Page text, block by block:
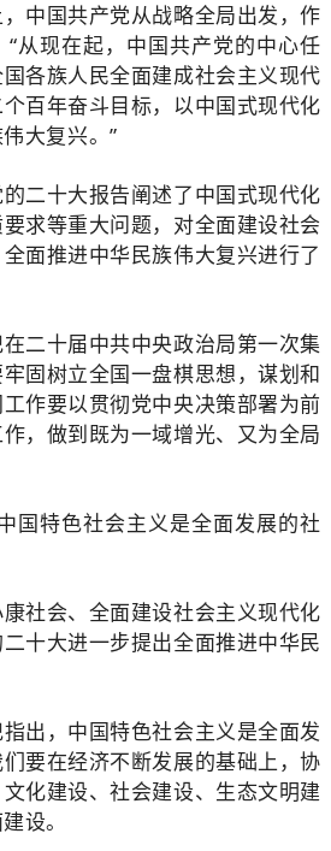
国共产党从战略全局出发，作
从现在起，中国共产党的中心任
各族人民全面建成社会主义现代
百年奋斗目标，以中国式现代化
大复兴。”
十大报告阐述了中国式现代化
求等重大问题，对全面建设社会
面推进中华民族伟大复兴进行了
十届中共中央政治局第一次集
固树立全国一盘棋思想，谋划和
作要以贯彻党中央决策部署为前
，做到既为一域增光、又为全局
特色社会主义是全面发展的社
会、全面建设社会主义现代化
十大进一步提出全面推进中华民
，中国特色社会主义是全面发
要在经济不断发展的基础上，协
化建设、社会建设、生态文明建
设。